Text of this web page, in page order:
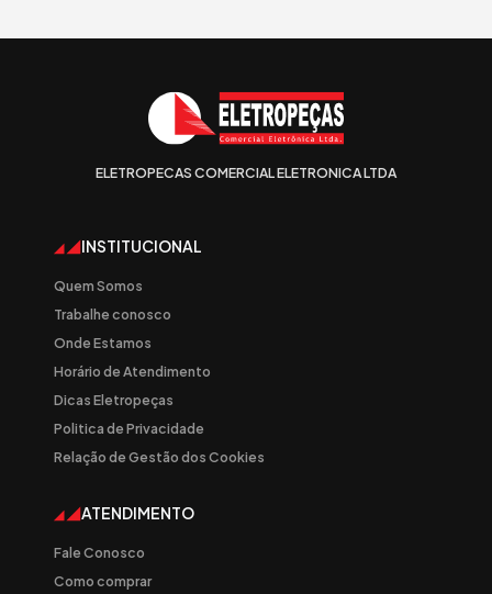
ELETROPECAS COMERCIAL ELETRONICA LTDA
INSTITUCIONAL
Quem Somos
Trabalhe conosco
Onde Estamos
Horário de Atendimento
Dicas Eletropeças
Politica de Privacidade
Relação de Gestão dos Cookies
ATENDIMENTO
Fale Conosco
Como comprar